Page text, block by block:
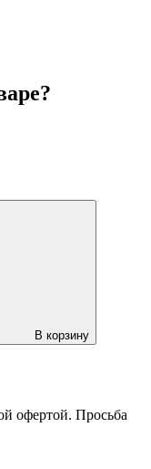
В корзину
офертой. Просьба